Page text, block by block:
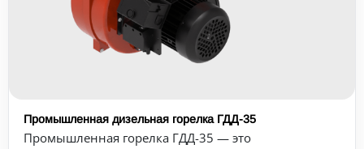
Промышленная дизельная горелка ГДД-35
Промышленная горелка ГДД-35 — это